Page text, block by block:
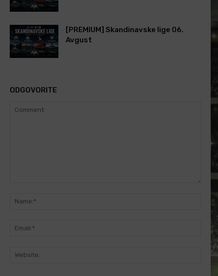
[PREMIUM] Skandinavske lige 06.
Avgust
ODGOVORITE